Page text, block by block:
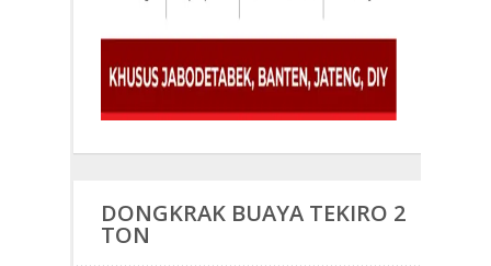
DONGKRAK BUAYA TEKIRO 2
TON